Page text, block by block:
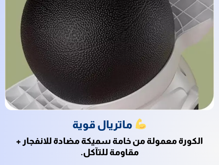
ماتريال قوية
الكورة معمولة من خامة سميكة مضادة للانفجار +
مقاومة للتآكل.